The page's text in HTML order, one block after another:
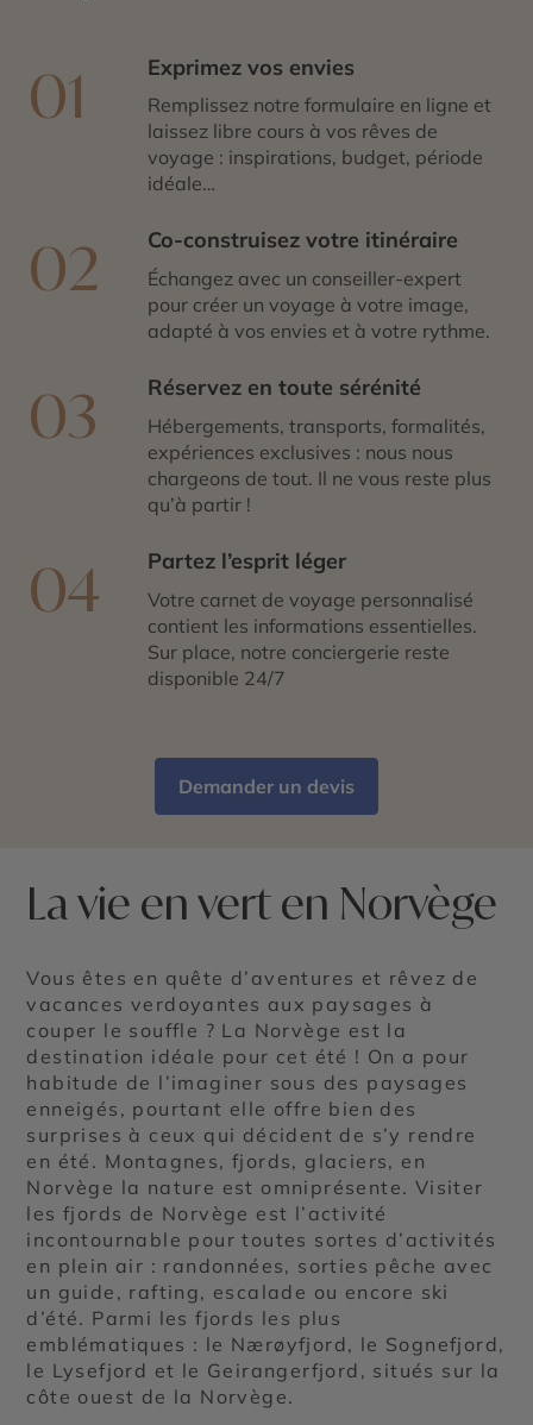
01 Exprimez vos envies
Remplissez notre formulaire en ligne et
laissez libre cours à vos rêves de
voyage : inspirations, budget, période
idéale…
02 Co-construisez votre itinéraire
Échangez avec un conseiller-expert
pour créer un voyage à votre image,
adapté à vos envies et à votre rythme.
03 Réservez en toute sérénité
Hébergements, transports, formalités,
expériences exclusives : nous nous
chargeons de tout. Il ne vous reste plus
qu’à partir !
04 Partez l’esprit léger
Votre carnet de voyage personnalisé
contient les informations essentielles.
Sur place, notre conciergerie reste
disponible 24/7
Demander un devis
La vie en vert en Norvège
Vous êtes en quête d’aventures et rêvez de
vacances verdoyantes aux paysages à
couper le souffle ? La Norvège est la
destination idéale pour cet été ! On a pour
habitude de l’imaginer sous des paysages
enneigés, pourtant elle offre bien des
surprises à ceux qui décident de s’y rendre
en été. Montagnes, fjords, glaciers, en
Norvège la nature est omniprésente. Visiter
les fjords de Norvège est l’activité
incontournable pour toutes sortes d’activités
en plein air : randonnées, sorties pêche avec
un guide, rafting, escalade ou encore ski
d’été. Parmi les fjords les plus
emblématiques : le Nærøyfjord, le Sognefjord,
le Lysefjord et le Geirangerfjord, situés sur la
côte ouest de la Norvège.